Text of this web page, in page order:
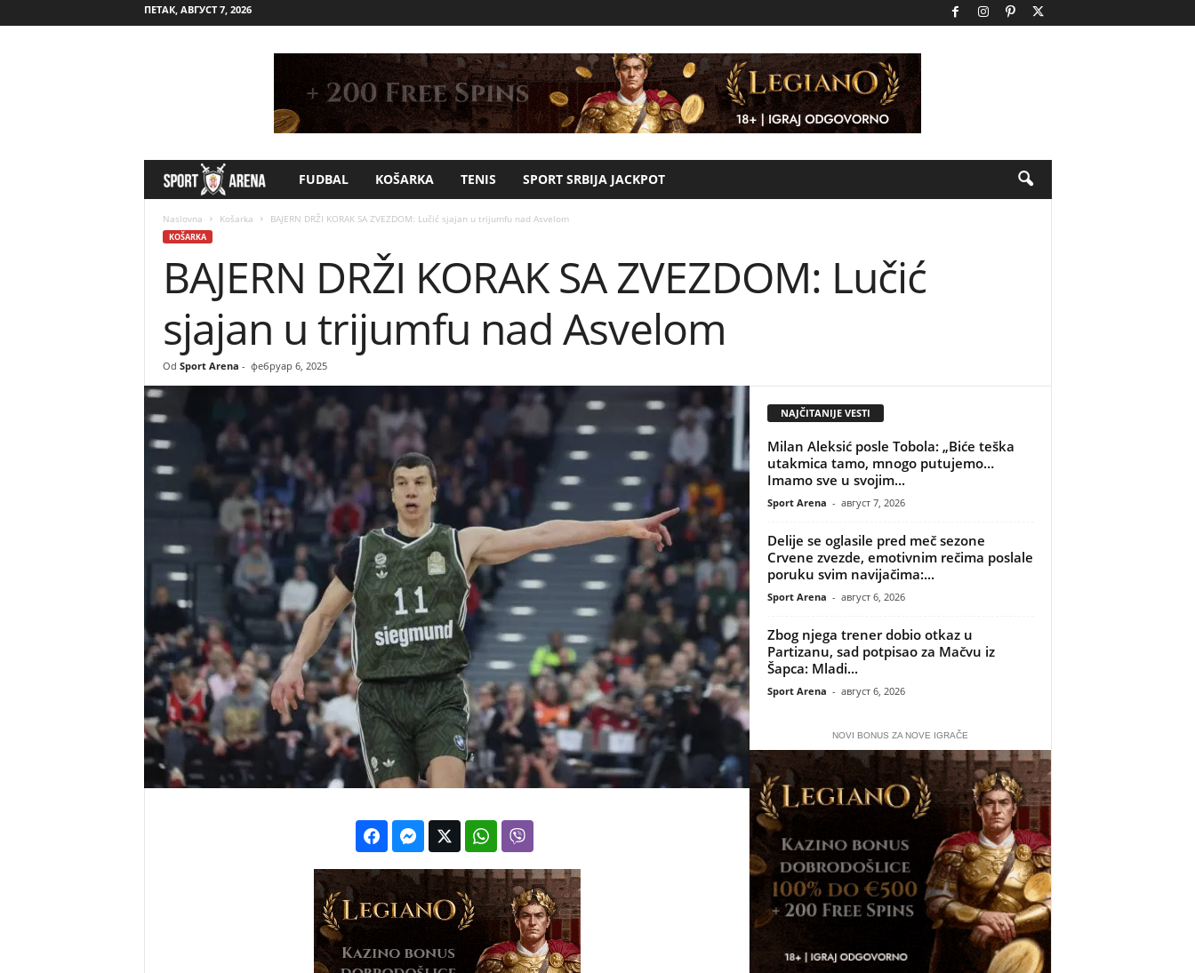
ПЕТАК, АВГУСТ 7, 2026
p
t
A
e
n
a
FUDBAL KOŠARKA TENIS SPORT SRBIJA JACKPOT
Naslovna Košarka BAJERN DRŽI KORAK SA ZVEZDOM: Lučić sjajan u trijumfu nad Asvelom
KOŠARKA
BAJERN DRŽI KORAK SA ZVEZDOM: Lučić
sjajan u trijumfu nad Asvelom
Od Sport Arena - фебруар 6, 2025
NAJČITANIJE VESTI
Milan Aleksić posle Tobola: „Biće teška
utakmica tamo, mnogo putujemo…
Imamo sve u svojim...
Sport Arena - август 7, 2026
Delije se oglasile pred meč sezone
Crvene zvezde, emotivnim rečima poslale
poruku svim navijačima:...
Sport Arena - август 6, 2026
Zbog njega trener dobio otkaz u
Partizanu, sad potpisao za Mačvu iz
Šapca: Mladi...
Sport Arena - август 6, 2026
NOVI BONUS ZA NOVE IGRAČE